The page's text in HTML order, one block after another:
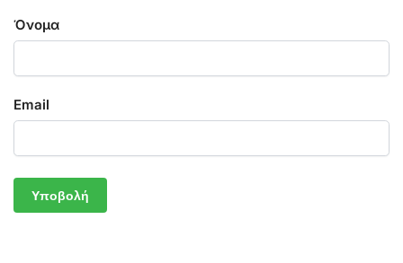
Όνομα
Email